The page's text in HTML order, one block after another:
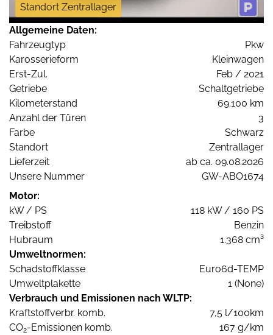
Standort Zentrallager
Allgemeine Daten:
Fahrzeugtyp
Pkw
Karosserieform
Kleinwagen
Erst-Zul.
Feb / 2021
Getriebe
Schaltgetriebe
Kilometerstand
69.100 km
Anzahl der Türen
3
Farbe
Schwarz
Standort
Zentrallager
Lieferzeit
ab ca. 09.08.2026
Unsere Nummer
GW-ABO1674
Motor:
kW / PS
118 kW / 160 PS
Treibstoff
Benzin
Hubraum
1.368 cm³
Umweltnormen:
Schadstoffklasse
Euro6d-TEMP
Umweltplakette
1 (None)
Verbrauch und Emissionen nach WLTP:
Kraftstoffverbr. komb.
7,5 l/100km
CO2-Emissionen komb.
167 g/km